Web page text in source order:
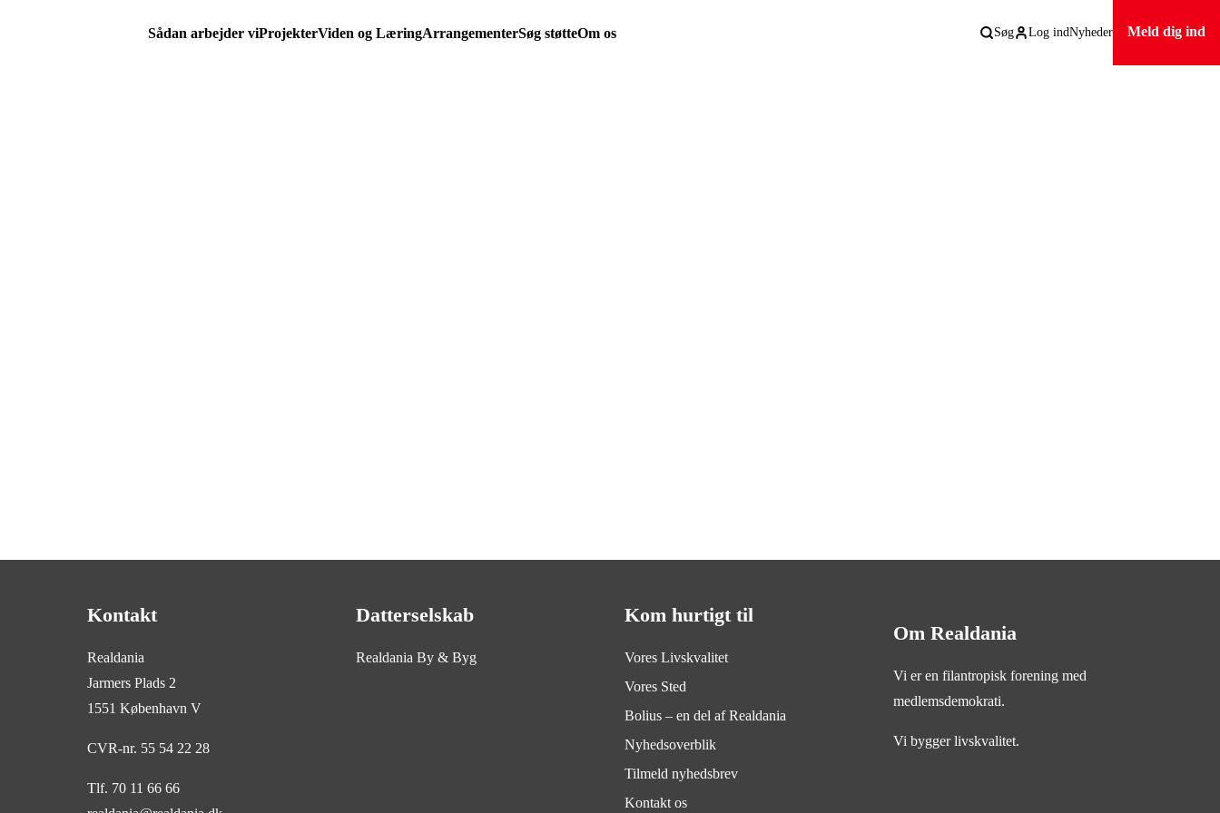
Sådan arbejder viProjekterViden og LæringArrangementerSøg støtteOm os Søg Log indNyheder Meld dig ind
Kontakt
Realdania
Jarmers Plads 2
1551 København V
CVR-nr. 55 54 22 28
Tlf. 70 11 66 66
Datterselskab
Realdania By & Byg
Kom hurtigt til
Vores Livskvalitet
Vores Sted
Bolius – en del af Realdania
Nyhedsoverblik
Tilmeld nyhedsbrev
Kontakt os
Om Realdania
Vi er en filantropisk forening med
medlemsdemokrati.
Vi bygger livskvalitet.